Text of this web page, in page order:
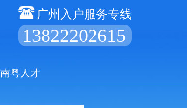
广州入户服务专线
13822202615
南粤人才